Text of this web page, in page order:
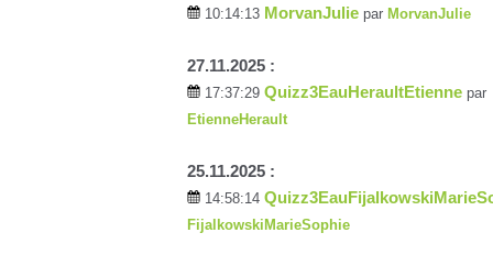
10:14:13 MorvanJulie par MorvanJulie
27.11.2025 :
17:37:29 Quizz3EauHeraultEtienne par
EtienneHerault
25.11.2025 :
14:58:14
FijalkowskiMarieSophie